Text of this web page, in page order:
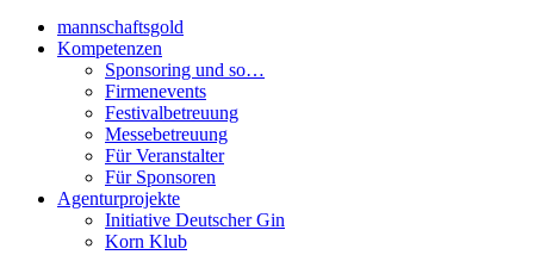
mannschaftsgold
Kompetenzen
Sponsoring und so…
Firmenevents
Festivalbetreuung
Messebetreuung
Für Veranstalter
Für Sponsoren
Agenturprojekte
Initiative Deutscher Gin
Korn Klub